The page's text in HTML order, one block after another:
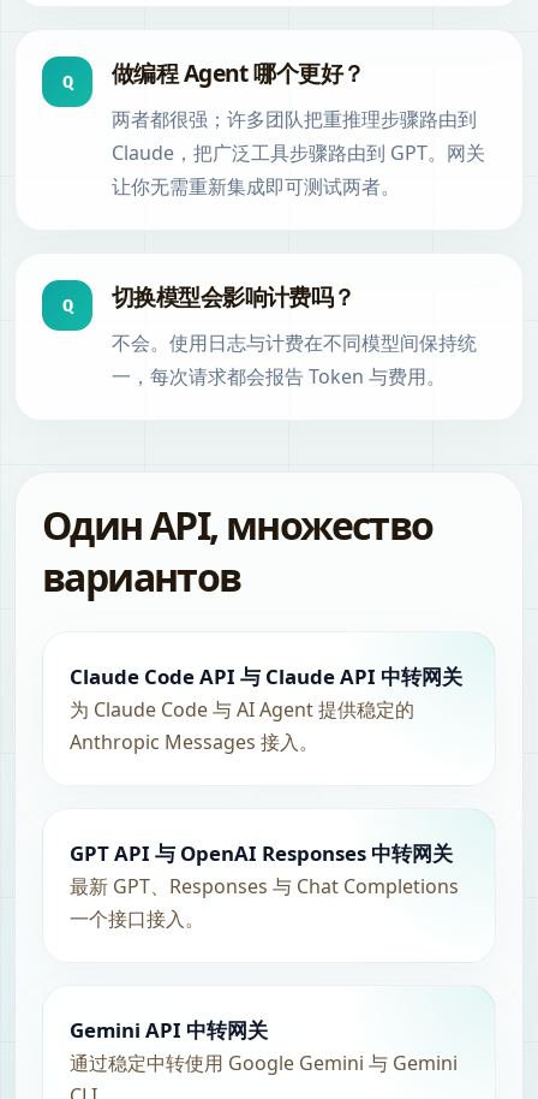
Q 做编程 Agent 哪个更好？
两者都很强；许多团队把重推理步骤路由到
Claude，把广泛工具步骤路由到 GPT。网关
让你无需重新集成即可测试两者。
Q 切换模型会影响计费吗？
不会。使用日志与计费在不同模型间保持统
一，每次请求都会报告 Token 与费用。
Один API, множество
вариантов
Claude Code API 与 Claude API 中转网关
为 Claude Code 与 AI Agent 提供稳定的
Anthropic Messages 接入。
GPT API 与 OpenAI Responses 中转网关
最新 GPT、Responses 与 Chat Completions
一个接口接入。
Gemini API 中转网关
通过稳定中转使用 Google Gemini 与 Gemini